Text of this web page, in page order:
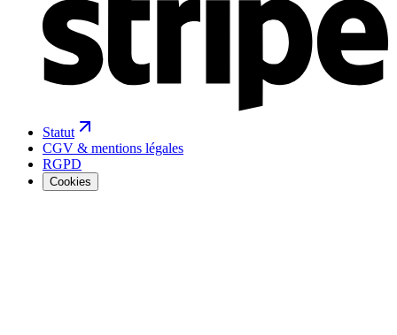
Statut
CGV & mentions légales
RGPD
Cookies